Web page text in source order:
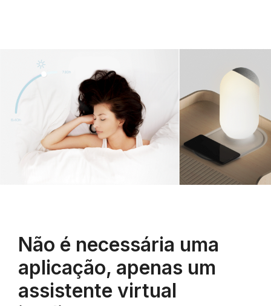
Não é necessária uma
aplicação, apenas um
assistente virtual